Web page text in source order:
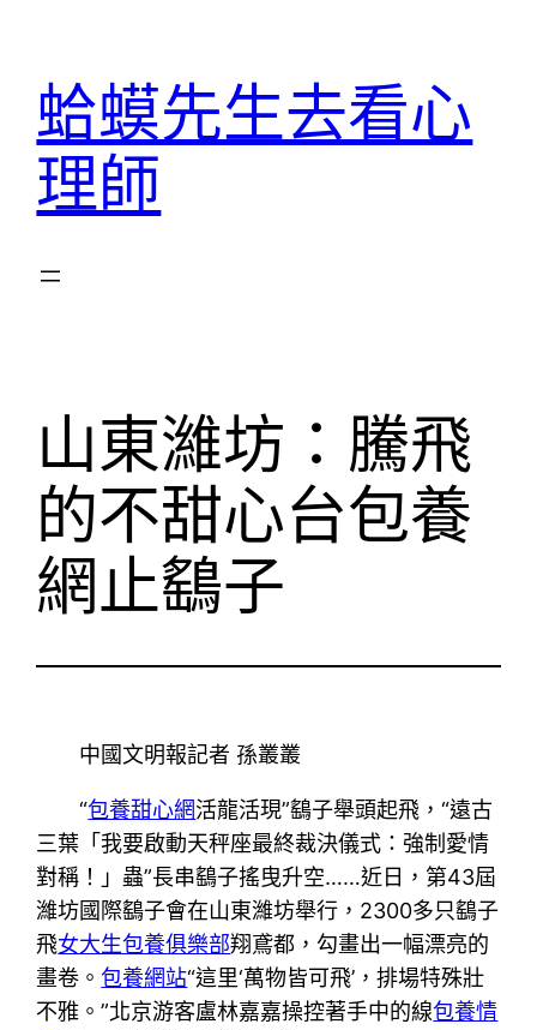
蛤蟆先生去看心
理師
山東濰坊：騰飛
的不甜心台包養
網止鷂子
中國文明報記者 孫叢叢
“包養甜心網活龍活現”鷂子舉頭起飛，“遠古
三葉「我要啟動天秤座最終裁決儀式：強制愛情
對稱！」蟲”長串鷂子搖曳升空……近日，第43屆
濰坊國際鷂子會在山東濰坊舉行，2300多只鷂子
飛女大生包養俱樂部翔鳶都，勾畫出一幅漂亮的
畫卷。包養網站“這里‘萬物皆可飛’，排場特殊壯
不雅。”北京游客盧林嘉嘉操控著手中的線包養情